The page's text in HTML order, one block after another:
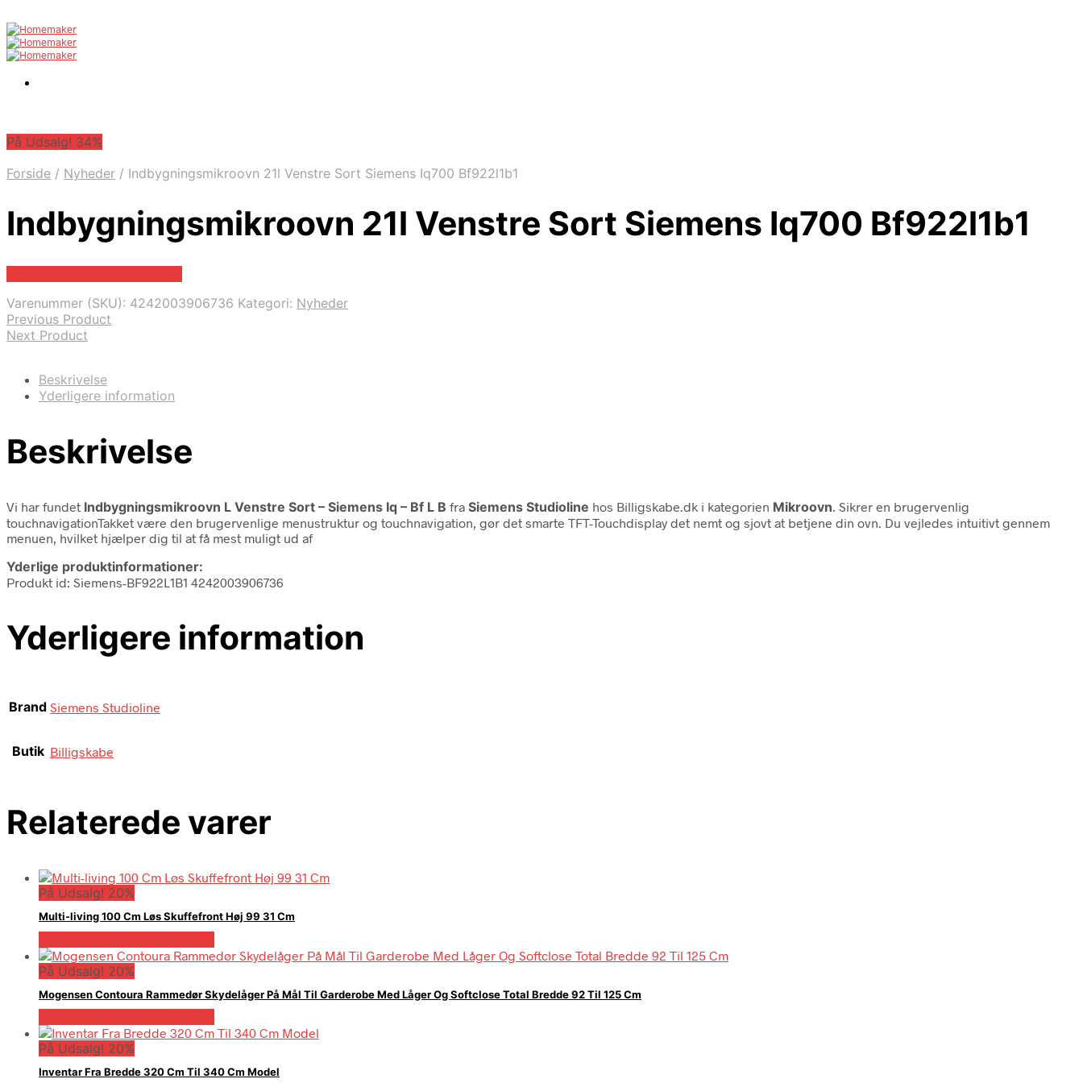
På Udsalg! 34%
Forside / Nyheder / Indbygningsmikroovn 21l Venstre Sort Siemens Iq700 Bf922l1b1
Indbygningsmikroovn 21l Venstre Sort Siemens Iq700 Bf922l1b1
Varenummer (SKU): 4242003906736 Kategori: Nyheder
Previous Product
Next Product
Beskrivelse
Yderligere information
Beskrivelse
Vi har fundet Indbygningsmikroovn L Venstre Sort – Siemens Iq – Bf L B fra Siemens Studioline hos Billigskabe.dk i kategorien Mikroovn . Sikrer en brugervenlig
touchnavigationTakket være den brugervenlige menustruktur og touchnavigation, gør det smarte TFT-Touchdisplay det nemt og sjovt at betjene din ovn. Du vejledes intuitivt gennem
menuen, hvilket hjælper dig til at få mest muligt ud af
Yderlige produktinformationer:
Produkt id: Siemens-BF922L1B1 4242003906736
Yderligere information
Brand Siemens Studioline
Butik Billigskabe
Relaterede varer
På Udsalg! 20%
Multi-living 100 Cm Løs Skuffefront Høj 99 31 Cm
På Udsalg! 20%
Mogensen Contoura Rammedør Skydelåger På Mål Til Garderobe Med Låger Og Softclose Total Bredde 92 Til 125 Cm
På Udsalg! 20%
Inventar Fra Bredde 320 Cm Til 340 Cm Model